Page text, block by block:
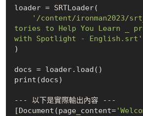
loader = SRTLoader(
'/content/ironman2023/
tories to Help You Learn _
with Spotlight - English.srt'
)
docs = loader.load()
print(docs)
--- 以下是實際輸出內容 ---
[Document(page_content=